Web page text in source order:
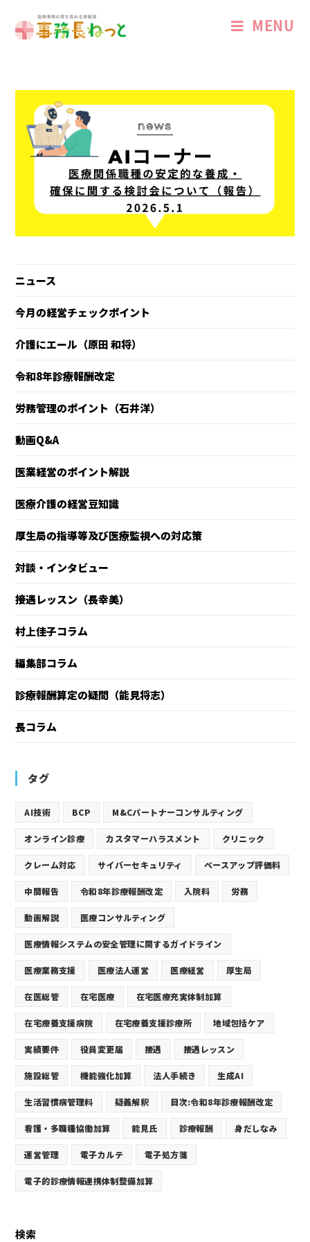
MENU
ニュース
今月の経営チェックポイント
介護にエール（原田 和将）
令和8年診療報酬改定
労務管理のポイント（石井洋）
動画Q&A
医業経営のポイント解説
医療介護の経営豆知識
厚生局の指導等及び医療監視への対応策
対談・インタビュー
接遇レッスン（長幸美）
村上佳子コラム
編集部コラム
診療報酬算定の疑問（能見将志）
長コラム
タグ
AI技術 BCP M&Cパートナーコンサルティング
オンライン診療 カスタマーハラスメント クリニック
クレーム対応 サイバーセキュリティ ベースアップ評価料
中間報告 令和8年診療報酬改定 入院料 労務
動画解説 医療コンサルティング
医療情報システムの安全管理に関するガイドライン
医療業務支援 医療法人運営 医療経営 厚生局
在医総管 在宅医療 在宅医療充実体制加算
在宅療養支援病院 在宅療養支援診療所 地域包括ケア
実績要件 役員変更届 接遇 接遇レッスン
施設総管 機能強化加算 法人手続き 生成AI
生活習慣病管理料 疑義解釈 目次:令和8年診療報酬改定
看護・多職種協働加算 能見氏 診療報酬 身だしなみ
運営管理 電子カルテ 電子処方箋
電子的診療情報連携体制整備加算
検索